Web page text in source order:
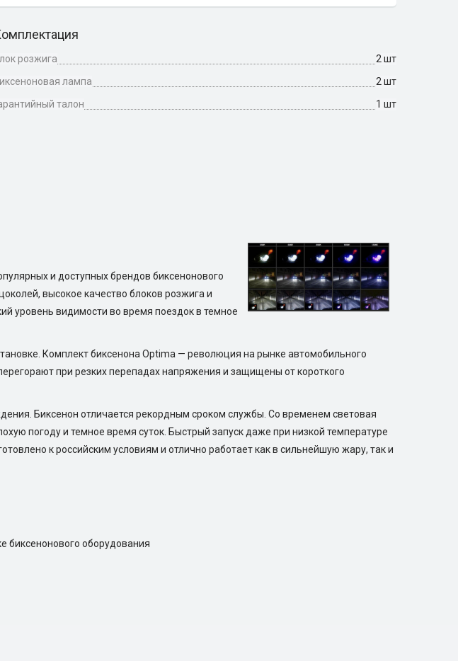
розжига
2 шт
лампа
2 шт
талон
1 шт
и доступных брендов биксенонового
высокое качество блоков розжига и
уровень видимости во время поездок в темное
Комплект биксенона Optima — революция на рынке автомобильного
при резких перепадах напряжения и защищены от короткого
Биксенон отличается рекордным сроком службы. Со временем световая
погоду и темное время суток. Быстрый запуск даже при низкой температуре
к российским условиям и отлично работает как в сильнейшую жару, так и
биксенонового оборудования